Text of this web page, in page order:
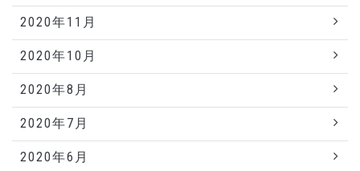
2020年11月
2020年10月
2020年8月
2020年7月
2020年6月